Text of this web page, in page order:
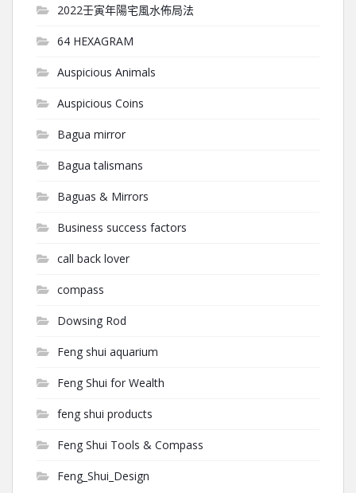
2022壬寅年陽宅風水佈局法
64 HEXAGRAM
Auspicious Animals
Auspicious Coins
Bagua mirror
Bagua talismans
Baguas & Mirrors
Business success factors
call back lover
compass
Dowsing Rod
Feng shui aquarium
Feng Shui for Wealth
feng shui products
Feng Shui Tools & Compass
Feng_Shui_Design